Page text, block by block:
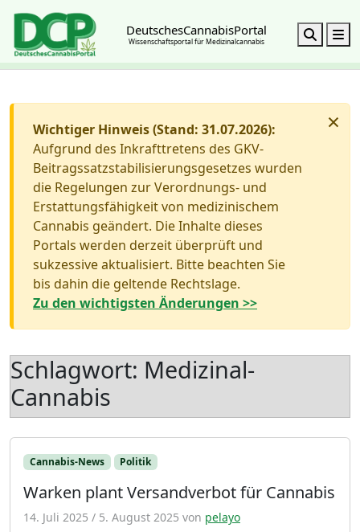
DeutschesCannabisPortal
Wissenschaftsportal für Medizinalcannabis Search
×
Wichtiger Hinweis (Stand: 31.07.2026):
Aufgrund des Inkrafttretens des GKV-
Beitragssatzstabilisierungsgesetzes wurden
die Regelungen zur Verordnungs- und
Erstattungsfähigkeit von medizinischem
Cannabis geändert. Die Inhalte dieses
Portals werden derzeit überprüft und
sukzessive aktualisiert. Bitte beachten Sie
bis dahin die geltende Rechtslage.
Zu den wichtigsten Änderungen >>
Schlagwort: Medizinal-
Cannabis
Cannabis-News Politik
Warken plant Versandverbot für Cannabis
14. Juli 2025 / 5. August 2025 von pelayo